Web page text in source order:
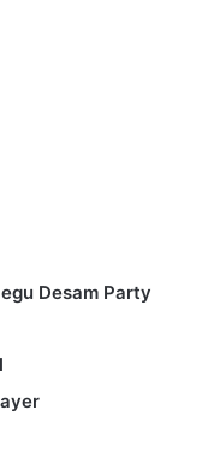
Desam Party